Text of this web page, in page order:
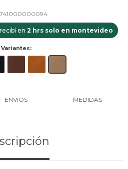
en 2 hrs solo en montevideo
Variantes:
ENVIOS MEDIDAS